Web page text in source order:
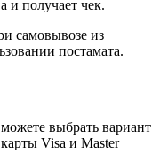
и получает чек.
самовывозе из
постамата.
выбрать вариант
Visa и Master